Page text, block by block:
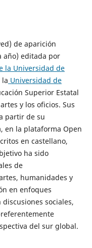
de aparición
año) editada por
la Universidad de
la Universidad de
Superior Estatal
y los oficios. Sus
partir de su
en la plataforma Open
en castellano,
ha sido
de
humanidades y
en enfoques
sociales,
del sur global.